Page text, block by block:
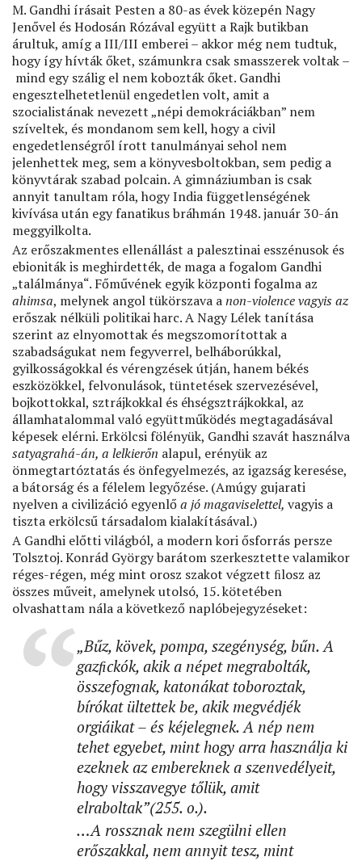
M. Gandhi írásait Pesten a 80-as évek közepén Nagy
Jenővel és Hodosán Rózával együtt a Rajk butikban
árultuk, amíg a III/III emberei – akkor még nem tudtuk,
hogy így hívták őket, számunkra csak smasszerek voltak –
mind egy szálig el nem kobozták őket. Gandhi
engesztelhetetlenül engedetlen volt, amit a
szocialistának nevezett „népi demokráciákban” nem
szíveltek, és mondanom sem kell, hogy a civil
engedetlenségről írott tanulmányai sehol nem
jelenhettek meg, sem a könyvesboltokban, sem pedig a
könyvtárak szabad polcain. A gimnáziumban is csak
annyit tanultam róla, hogy India függetlenségének
kivívása után egy fanatikus bráhmán 1948. január 30-án
meggyilkolta.
Az erőszakmentes ellenállást a palesztinai esszénusok és
ebioniták is meghirdették, de maga a fogalom Gandhi
„találmánya“. Főművének egyik központi fogalma az
ahimsa, melynek angol tükörszava anon-violence vagyis az
erőszak nélküli politikai harc. A Nagy Lélek tanítása
szerint az elnyomottak és megszomorítottak a
szabadságukat nem fegyverrel, belháborúkkal,
gyilkosságokkal és vérengzések útján, hanem békés
eszközökkel, felvonulások, tüntetések szervezésével,
bojkottokkal, sztrájkokkal és éhségsztrájkokkal, az
államhatalommal való együttműködés megtagadásával
képesek elérni. Erkölcsi fölényük, Gandhi szavát használva
satyagrahá-án, a lelkierőn alapul, erényük az
önmegtartóztatás és önfegyelmezés, az igazság keresése,
a bátorság és a félelem legyőzése. (Amúgy gujarati
nyelven a civilizáció egyenlőa jó magaviselettel, vagyis a
tiszta erkölcsű társadalom kialakításával.)
A Gandhi előtti világból, a modern kori ősforrás persze
Tolsztoj. Konrád György barátom szerkesztette valamikor
réges-régen, még mint orosz szakot végzett ﬁlosz az
összes műveit, amelynek utolsó, 15. kötetében
olvashattam nála a következő naplóbejegyzéseket:
„Bűz, kövek, pompa, szegénység, bűn. A
gazﬁckók, akik a népet megrabolták,
összefognak, katonákat toboroztak,
bírókat ültettek be, akik megvédjék
orgiáikat – és kéjelegnek. A nép nem
tehet egyebet, mint hogy arra használja ki
ezeknek az embereknek a szenvedélyeit,
hogy visszavegye tőlük, amit
elraboltak”(255. o.).
…A rossznak nem szegülni ellen
erőszakkal, nem annyit tesz, mint